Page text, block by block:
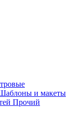
и макеты
Прочий